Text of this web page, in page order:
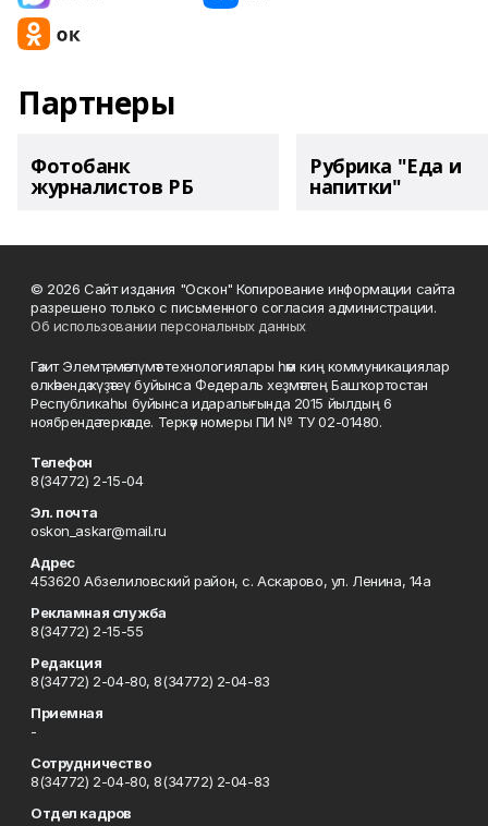
Партнеры
Фотобанк
журналистов РБ
Рубрика "Еда и
напитки"
© 2026 Сайт издания "Оскон" Копирование информации сайта
разрешено только с письменного согласия администрации.
Об использовании персональных данных
Гәзит Элемтә, мәғлүмәт технологиялары һәм киң коммуникациялар
өлкәһендә күҙәтеү буйынса Федераль хеҙмәттең Башҡортостан
Республикаһы буйынса идаралығында 2015 йылдың 6
ноябрендә теркәлде. Теркәү номеры ПИ № ТУ 02-01480.
Телефон
8(34772) 2-15-04
Эл. почта
oskon_askar@mail.ru
Адрес
453620 Абзелиловский район, с. Аскарово, ул. Ленина, 14а
Рекламная служба
8(34772) 2-15-55
Редакция
8(34772) 2-04-80, 8(34772) 2-04-83
Приемная
-
Сотрудничество
8(34772) 2-04-80, 8(34772) 2-04-83
Отдел кадров